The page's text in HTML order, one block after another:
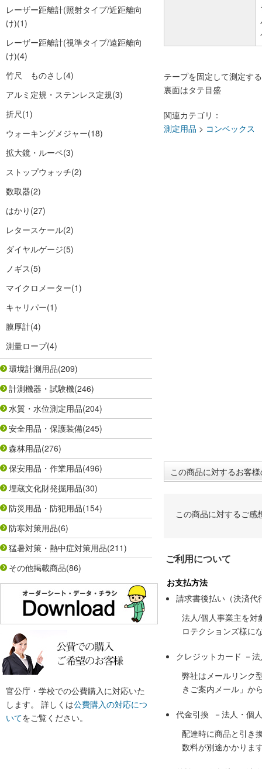
レーザー距離計(照射タイプ/近距離向
け)(1)
レーザー距離計(視準タイプ/遠距離向
け)(4)
竹尺 ものさし(4)
アルミ定規・ステンレス定規(3)
折尺(1)
ウォーキングメジャー(18)
拡大鏡・ルーペ(3)
ストップウォッチ(2)
数取器(2)
はかり (27)
レタースケール(2)
ダイヤルゲージ(5)
ノギス(5)
マイクロメーター(1)
キャリパー(1)
膜厚計(4)
測量ロープ(4)
環境計測用品(209)
計測機器・試験機(246)
水質・水位測定用品(204)
安全用品・保護装備(245)
森林用品(276)
保安用品・作業用品(496)
埋蔵文化財発掘用品(30)
防災用品・防犯用品(154)
防寒対策用品(6)
猛暑対策・熱中症対策用品(211)
その他掲載商品(86)
官公庁・学校での公費購入に対応いた
します。 詳しくは公費購入の対応につ
いてをご覧ください。
テープを固定して測定す
裏面はタテ目盛
関連カテゴリ：
測定用品 > コンベックス
この商品に対するお客
この商品に対するご感
ご利用について
お支払方法
請求書後払い（決済代
法人/個人事業主を対
ロテクションズ様に
クレジットカード －
弊社はメールリンク
きご案内メール」か
代金引換 －法人・個
配達時に商品と引き
数料が別途かかりま